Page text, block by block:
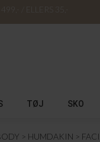
/ ELLERS 35,-
TØJ SKO
HUMDAKIN